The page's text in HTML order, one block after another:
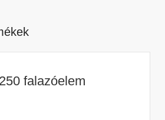
falazóelem